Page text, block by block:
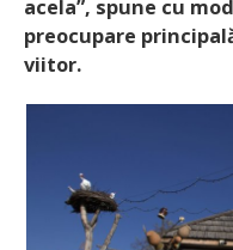
acela”, spune cu
preocupare
viitor.